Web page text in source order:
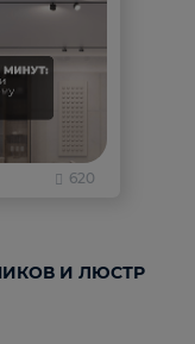
620
И ЛЮСТР